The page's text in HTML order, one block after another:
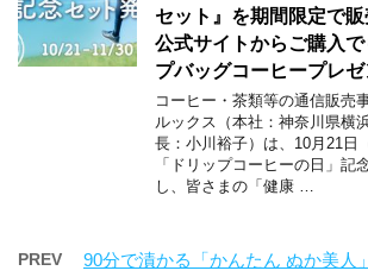
セット』を期間限定で
公式サイトからご購入
プバッグコーヒープレゼ
コーヒー・茶類等の通信販売
ルックス（本社：神奈川県横
長：小川裕子）は、10月21日
「ドリップコーヒーの日」記
し、皆さまの「健康 …
PREV
90分で漬かる「かんたん ぬか美人